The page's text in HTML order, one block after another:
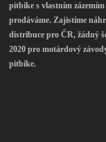
pitbike s vlastním
prodáváme. Zajistíme
distribuce pro ČR, žádný
2020 pro motárdový
pitbike.